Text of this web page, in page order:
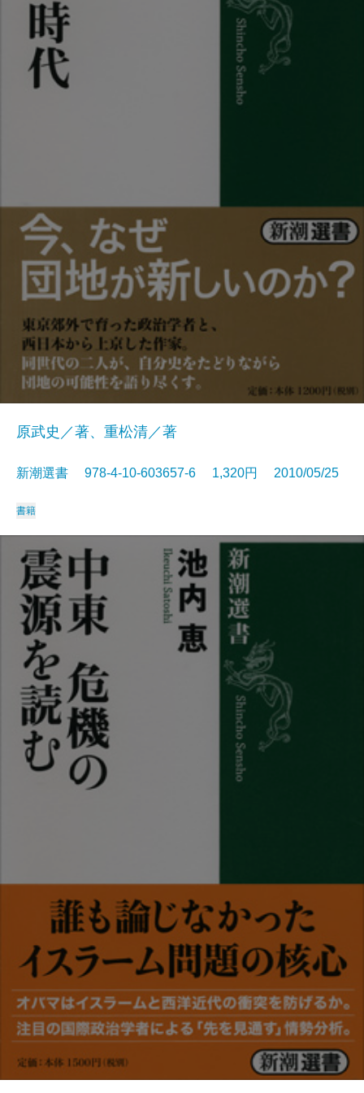
原武史／著、重松清／著
新潮選書 978-4-10-603657-6 1,320円 2010/05/25
書籍